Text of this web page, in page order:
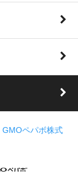
GMOペパボ株式